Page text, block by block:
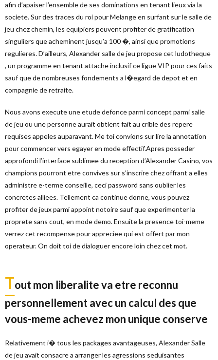
afin d’apaiser l’ensemble de ses dominations en tenant lieux via la
societe. Sur des traces du roi pour Melange en surfant sur le salle de
jeu chez chemin, les equipiers peuvent profiter de gratification
singuliers que acheminent jusqu’a 100 �, ainsi que promotions
regulieres. D’ailleurs, Alexander salle de jeu propose cet ludotheque
, un programme en tenant attache inclusif ce ligue VIP pour ces faits
sauf que de nombreuses fondements a l�egard de depot et en
compagnie de retraite.
Nous avons execute une etude defonce parmi concept parmi salle
de jeu ou une personne aurait obtient fait au crible des repere
requises appeles auparavant. Me toi convions sur lire la annotation
pour commencer vers egayer en mode effectif.Apres posseder
approfondi l’interface sublimee du reception d’Alexander Casino, vos
champions pourront etre convives sur s’inscrire chez offrant a elles
administre e-terme conseille, ceci password sans oublier les
concretes alliees. Tellement ca continue donne, vous pouvez
profiter de jeux parmi appoint notoire sauf que experimenter la
proprete sans cout, en mode demo. Ensuite la presence toi-meme
verrez cet recompense pour appreciee qui est offert par mon
operateur. On doit toi de dialoguer encore loin chez cet mot.
Tout mon liberalite va etre reconnu
personnellement avec un calcul des que
vous-meme achevez mon unique conserve
Relativement i� tous les packages avantageuses, Alexander Salle
de jeu avait consacre a arranger les agressions seduisantes